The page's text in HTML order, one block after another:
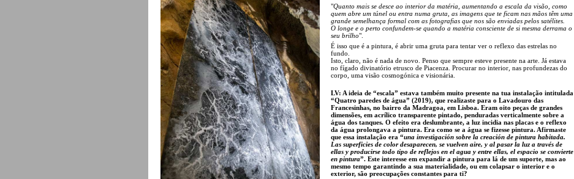
"Quanto mais se desce ao interior da matéria, aumentando a escala da visão, como
quem abre um túnel ou entra numa gruta, as imagens que te ficam nas mãos têm uma
grande semelhança formal com as fotografias que nos são enviadas pelos satélites.
O longe e o perto confundem-se quando a matéria consciente de si mesma derrama o
seu brilho".
É isso que é a pintura, é abrir uma gruta para tentar ver o reflexo das estrelas no
fundo.
Isto, claro, não é nada de novo. Penso que sempre esteve presente na arte. Já estava
no fígado divinatório etrusco de Piacenza. Procurar no interior, nas profundezas do
corpo, uma visão cosmogónica e visionária.
LV: A ideia de “escala” estava também muito presente na tua instalação intitulada
“Quatro paredes de água” (2019), que realizaste para o Lavadouro das
Francesinhas, no bairro da Madragoa, em Lisboa. Eram oito peças de grandes
dimensões, em acrílico transparente pintado, penduradas verticalmente sobre a
água dos tanques. O efeito era deslumbrante, a luz incidia nas placas e o reflexo
da água prolongava a pintura. Era como se a água se fizesse pintura. Afirmaste
que essa instalação era “una investigación sobre la creación de pintura habitada.
Las superficies de color desaparecen, se vuelven aire, y al pasar la luz a través de
ellas y producirse todo tipo de reflejos en el agua y entre ellas, el espacio se convierte
en pintura”. Este interesse em expandir a pintura para lá de um suporte, mas ao
mesmo tempo garantindo a sua materialidade, ou em colapsar o interior e o
exterior, são preocupações constantes para ti?